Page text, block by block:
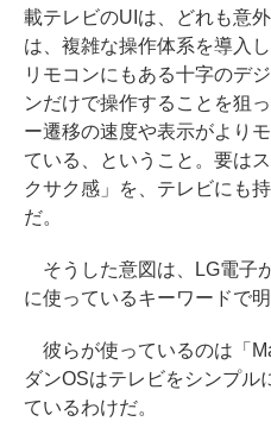
載テレビのUIは、どれも意
は、複雑な操作体系を導入
リモコンにもある十字のデ
ンだけで操作することを狙
ー遷移の速度や表示がより
ている、ということ。要は
クサク感」を、テレビにも
だ。
そうした意図は、LG電子
に使っているキーワードで明
彼らが使っているのは「
ダンOSはテレビをシンプル
ているわけだ。